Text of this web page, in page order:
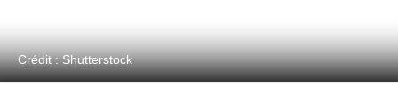
Crédit : Shutterstock